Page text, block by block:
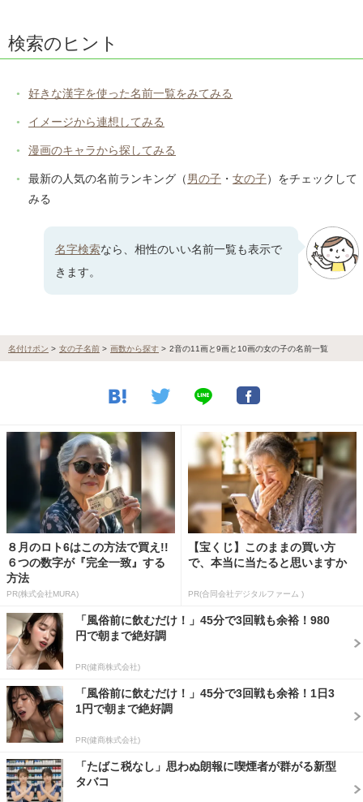
検索のヒント
好きな漢字を使った名前一覧をみてみる
イメージから連想してみる
漫画のキャラから探してみる
最新の人気の名前ランキング（男の子 ・ 女の子）をチェックして
みる
名字検索なら、相性のいい名前一覧も表示で
きます。
名付けポン > 女の子名前 > 画数から探す > 2音の11画と9画と10画の女の子の名前一覧
８月のロト6はこの方法で買え!!
６つの数字が『完全一致』する
方法
PR(株式会社MURA)
【宝くじ】このままの買い方
で、本当に当たると思いますか
PR(合同会社デジタルファーム )
「風俗前に飲むだけ！」45分で3回戦も余裕！980
円で朝まで絶好調
PR(健商株式会社)
「風俗前に飲むだけ！」45分で3回戦も余裕！1日3
1円で朝まで絶好調
PR(健商株式会社)
「たばこ税なし」思わぬ朗報に喫煙者が群がる新型
タバコ